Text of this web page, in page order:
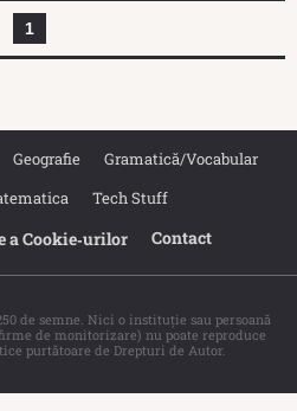
1
Geografie
Gramatică/Vocabular
Tech Stuff
a Cookie‐urilor Contact
de semne. Nici o instituţie sau persoană
de monitorizare) nu poate reproduce
purtătoare de Drepturi de Autor.